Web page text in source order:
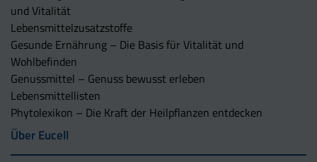
und Vitalität
Lebensmittelzusatzstoffe
Gesunde Ernährung – Die Basis für Vitalität und
Wohlbefinden
Genussmittel – Genuss bewusst erleben
Lebensmittellisten
Phytolexikon – Die Kraft der Heilpflanzen entdecken
Über Eucell